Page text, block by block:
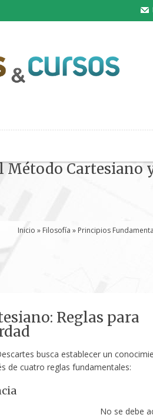
Cartesiano
Inicio » Filosofía » Principios
Reglas para
busca establecer un
de cuatro reglas fundamentales:
No se debe